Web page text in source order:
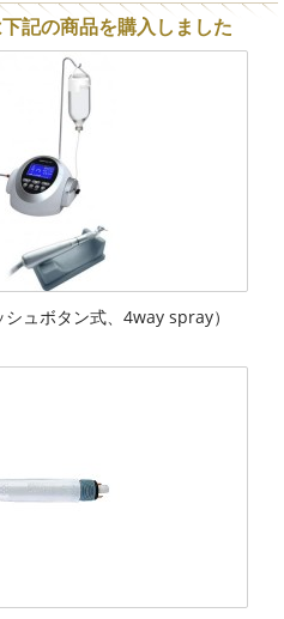
記の商品を購入しました
ュボタン式、4way spray）